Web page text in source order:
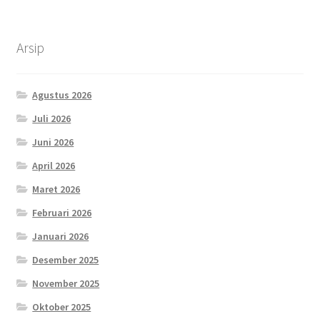
Arsip
Agustus 2026
Juli 2026
Juni 2026
April 2026
Maret 2026
Februari 2026
Januari 2026
Desember 2025
November 2025
Oktober 2025